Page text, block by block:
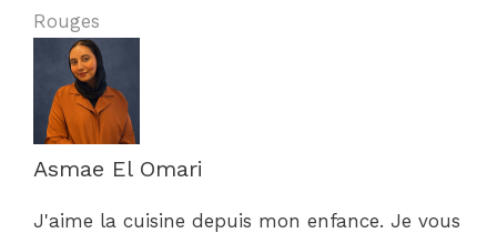
Rouges
Asmae El Omari
J'aime la cuisine depuis mon enfance. Je vous